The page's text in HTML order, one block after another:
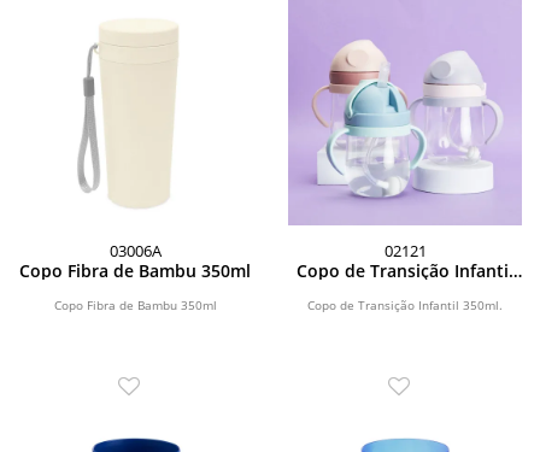
03006A
Copo Fibra de Bambu 350ml
Copo Fibra de Bambu 350ml
02121
Copo de Transição Infantil
Copo de Transição Infantil 350ml.